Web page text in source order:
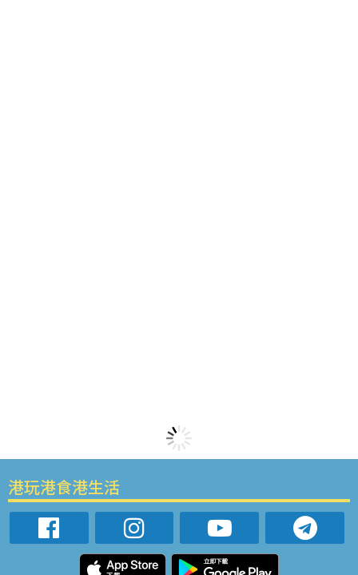
港玩港食港生活